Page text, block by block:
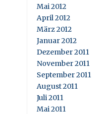
Mai 2012
April 2012
März 2012
Januar 2012
Dezember 2011
November 2011
September 2011
August 2011
Juli 2011
Mai 2011